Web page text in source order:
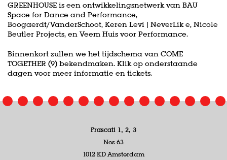
GREENHOUSE is een ontwikkelingsnetwerk van BAU
Space for Dance and Performance,
Boogaerdt/VanderSchoot, Keren Levi | NeverLik e, Nicole
Beutler Projects, en Veem Huis voor Performance.
Binnenkort zullen we het tijdschema van COME
TOGETHER (9) bekendmaken. Klik op onderstaande
dagen voor meer informatie en tickets.
Frascati 1, 2, 3
Nes 63
1012 KD Amsterdam